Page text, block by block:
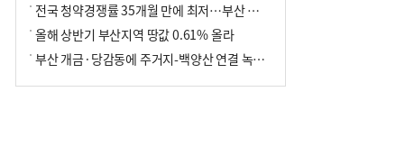
전국 청약경쟁률 35개월 만에 최저…부산 미분양 ‘적체’ 심화
올해 상반기 부산지역 땅값 0.61% 올라
부산 개금·당감동에 주거지-백양산 연결 녹지 조성